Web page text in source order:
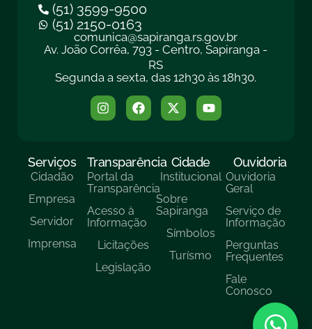
(51) 3599-9500
(51) 2150-0163
comunica@sapiranga.rs.gov.br
Av. João Corrêa, 793 - Centro, Sapiranga -
RS
Segunda a sexta, das 12h30 às 18h30.
Serviços
Cidadão
Empresa
Servidor
Imprensa
Transparência
Portal da
Transparência
Acesso à
Informação
Licitações
Legislação
Cidade
Institucional
Sobre
Sapiranga
Símbolos
Turísmo
Ouvidoria
Ouvidoria
Geral
Serviço de
Informação
Perguntas
Frequentes
Fale
Conosco